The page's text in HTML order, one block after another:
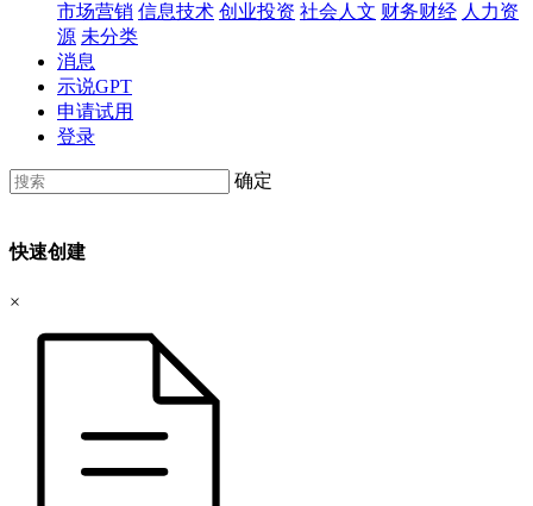
市场营销 信息技术 创业投资 社会人文 财务财经 人力资
源 未分类
消息
示说GPT
申请试用
登录
确定
快速创建
×